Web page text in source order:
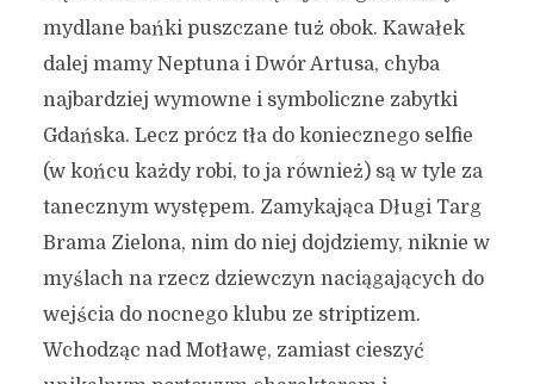
mydlane bańki puszczane tuż obok. Kawałek
dalej mamy Neptuna i Dwór Artusa, chyba
najbardziej wymowne i symboliczne zabytki
Gdańska. Lecz prócz tła do koniecznego selfie
(w końcu każdy robi, to ja również) są w tyle za
tanecznym występem. Zamykająca Długi Targ
Brama Zielona, nim do niej dojdziemy, niknie w
myślach na rzecz dziewczyn naciągających do
wejścia do nocnego klubu ze striptizem.
Wchodząc nad Motławę, zamiast cieszyć